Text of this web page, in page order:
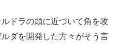
ドラの頭に近づいて角を攻
ダを開発した方々がそう言